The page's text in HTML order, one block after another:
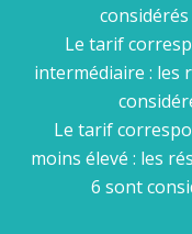
Le tarif
intermédiaire : les
Le tarif
moins élevé : les
6 sont